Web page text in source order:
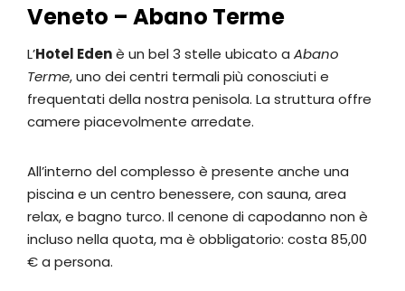
Veneto – Abano Terme
L’Hotel Edenè un bel 3 stelle ubicato a Abano
Terme, uno dei centri termali più conosciuti e
frequentati della nostra penisola. La struttura offre
camere piacevolmente arredate.
All’interno del complesso è presente anche una
piscina e un centro benessere, con sauna, area
relax, e bagno turco. Il cenone di capodanno non è
incluso nella quota, ma è obbligatorio: costa 85,00
€ a persona.